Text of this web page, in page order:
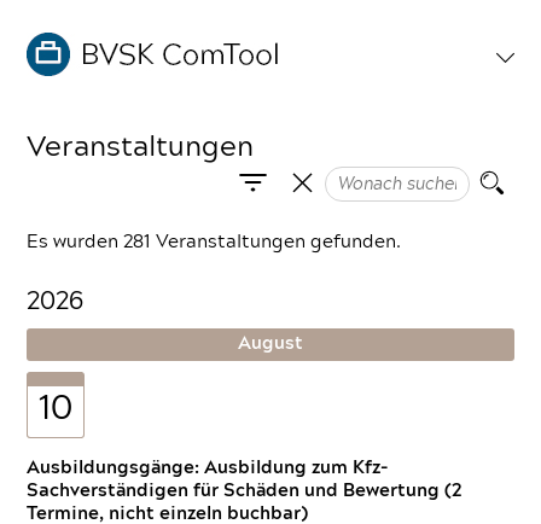
Veranstaltungen
Es wurden 281 Veranstaltungen gefunden.
2026
August
10
Ausbildungsgänge: Ausbildung zum Kfz-
Sachverständigen für Schäden und Bewertung (2
Termine, nicht einzeln buchbar)